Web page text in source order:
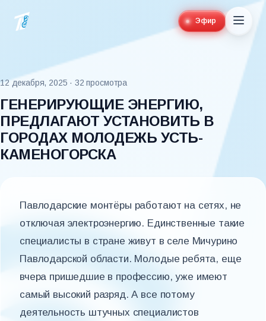
Эфир
12 декабря, 2025 · 32 просмотра
ГЕНЕРИРУЮЩИЕ ЭНЕРГИЮ,
ПРЕДЛАГАЮТ УСТАНОВИТЬ В
ГОРОДАХ МОЛОДЕЖЬ УСТЬ-
КАМЕНОГОРСКА
Павлодарские монтёры работают на сетях, не
отключая электроэнергию. Единственные такие
специалисты в стране живут в селе Мичурино
Павлодарской области. Молодые ребята, еще
вчера пришедшие в профессию, уже имеют
самый высокий разряд. А все потому
деятельность штучных специалистов